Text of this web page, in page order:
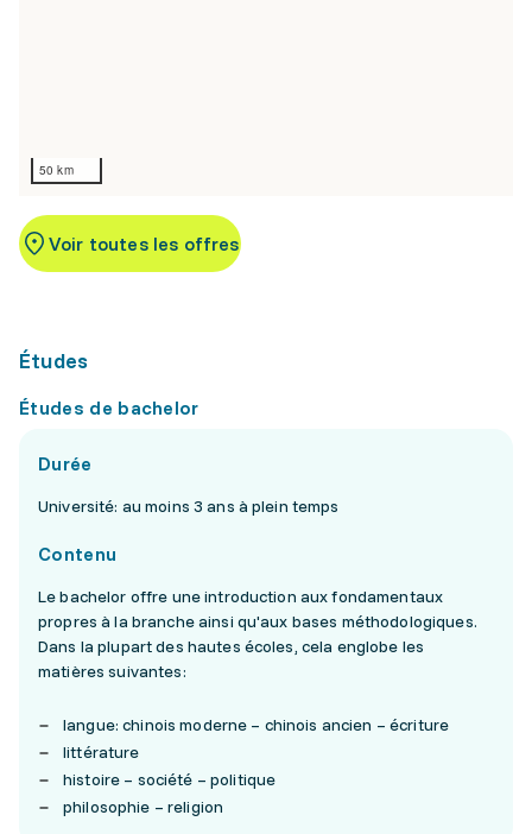
50 km
Voir toutes les offres
Études
Études de bachelor
Durée
Université: au moins 3 ans à plein temps
Contenu
Le bachelor offre une introduction aux fondamentaux
propres à la branche ainsi qu'aux bases méthodologiques.
Dans la plupart des hautes écoles, cela englobe les
matières suivantes:
langue: chinois moderne – chinois ancien – écriture
littérature
histoire – société – politique
philosophie – religion